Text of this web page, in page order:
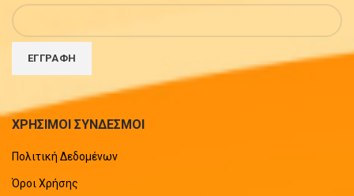
ΧΡΗΣΙΜΟΙ ΣΥΝΔΕΣΜΟΙ
Πολιτική Δεδομένων
Όροι Χρήσης